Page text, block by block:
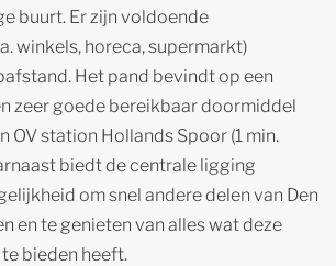
buurt. Er zijn voldoende
winkels, horeca, supermarkt)
Het pand bevindt op een
zeer goede bereikbaar doormiddel
OV station Hollands Spoor (1 min.
biedt de centrale ligging
om snel andere delen van Den
en te genieten van alles wat deze
bieden heeft.